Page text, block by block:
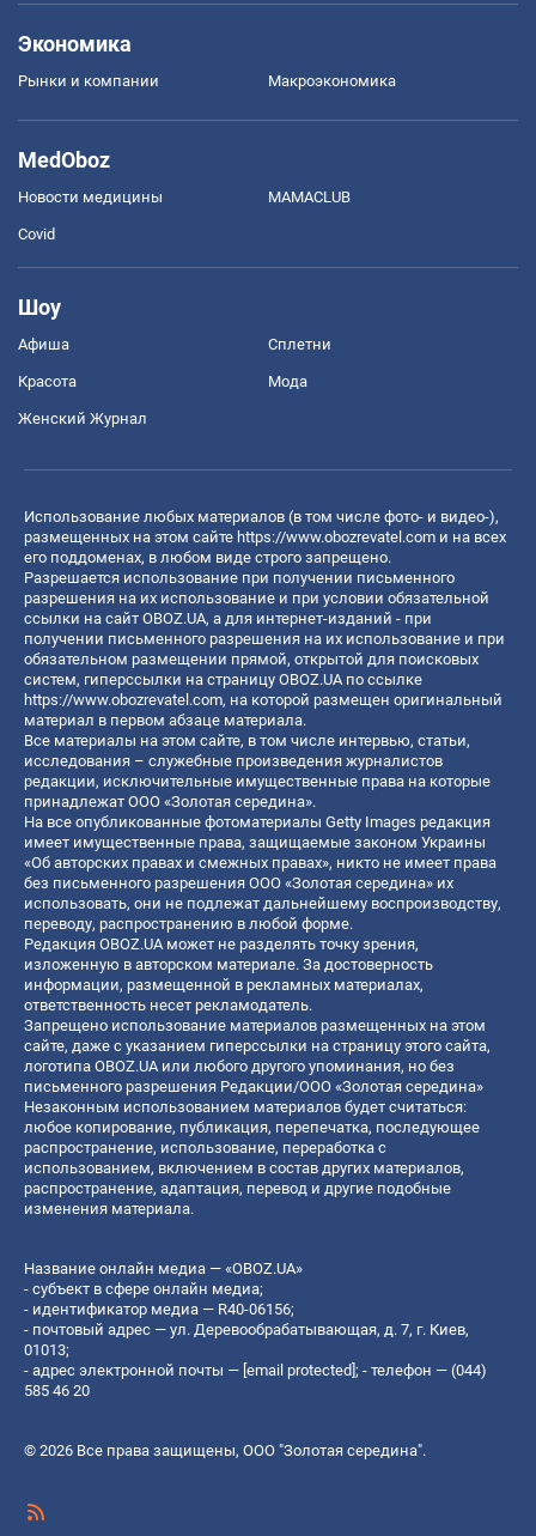
Экономика
Рынки и компании Mакроэкономика
MedOboz
Новости медицины MAMACLUB
Covid
Шоу
Афиша Сплетни
Красота Мода
Женский Журнал
Использование любых материалов (в том числе фото- и видео-),
размещенных на этом сайте https://www.obozrevatel.com и на всех
его поддоменах, в любом виде строго запрещено.
Разрешается использование при получении письменного
разрешения на их использование и при условии обязательной
ссылки на сайт OBOZ.UA, а для интернет-изданий - при
получении письменного разрешения на их использование и при
обязательном размещении прямой, открытой для поисковых
систем, гиперссылки на страницу OBOZ.UA по ссылке
https://www.obozrevatel.com, на которой размещен оригинальный
материал в первом абзаце материала.
Все материалы на этом сайте, в том числе интервью, статьи,
исследования – служебные произведения журналистов
редакции, исключительные имущественные права на которые
принадлежат ООО «Золотая середина».
На все опубликованные фотоматериалы Getty Images редакция
имеет имущественные права, защищаемые законом Украины
«Об авторских правах и смежных правах», никто не имеет права
без письменного разрешения ООО «Золотая середина» их
использовать, они не подлежат дальнейшему воспроизводству,
переводу, распространению в любой форме.
Редакция OBOZ.UA может не разделять точку зрения,
изложенную в авторском материале. За достоверность
информации, размещенной в рекламных материалах,
ответственность несет рекламодатель.
Запрещено использование материалов размещенных на этом
сайте, даже с указанием гиперссылки на страницу этого сайта,
логотипа OBOZ.UA или любого другого упоминания, но без
письменного разрешения Редакции/ООО «Золотая середина»
Незаконным использованием материалов будет считаться:
любое копирование, публикация, перепечатка, последующее
распространение, использование, переработка с
использованием, включением в состав других материалов,
распространение, адаптация, перевод и другие подобные
изменения материала.
Название онлайн медиа — «OBOZ.UA»
- субъект в сфере онлайн медиа;
- идентификатор медиа — R40-06156;
- почтовый адрес — ул. Деревообрабатывающая, д. 7, г. Киев,
01013;
- адрес электронной почты — [email protected] ; - телефон — (044)
585 46 20
© 2026 Все права защищены, ООО "Золотая середина".